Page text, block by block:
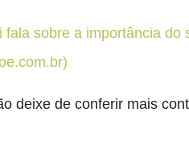
sobre a importância do
deixe de conferir mais